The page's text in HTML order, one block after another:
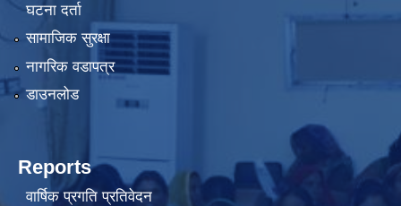
घटना दर्ता
सामाजिक सुरक्षा
नागरिक वडापत्र
डाउनलोड
Reports
वार्षिक प्रगति प्रतिवेदन